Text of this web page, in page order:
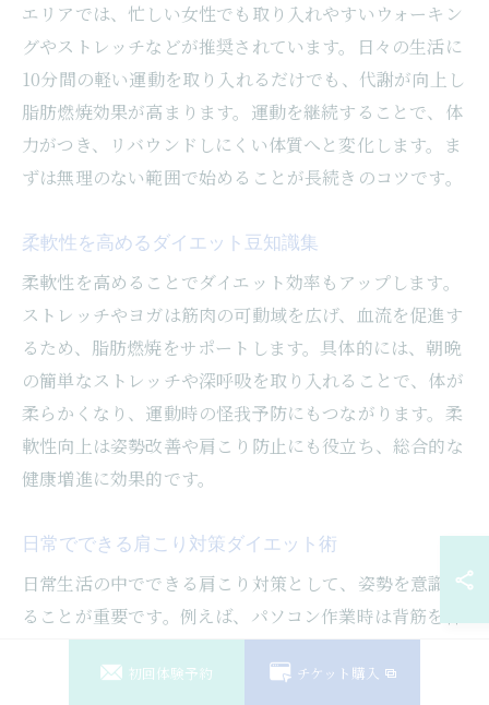
エリアでは、忙しい女性でも取り入れやすいウォーキン
グやストレッチなどが推奨されています。日々の生活に
10分間の軽い運動を取り入れるだけでも、代謝が向上し
脂肪燃焼効果が高まります。運動を継続することで、体
力がつき、リバウンドしにくい体質へと変化します。ま
ずは無理のない範囲で始めることが長続きのコツです。
柔軟性を高めるダイエット豆知識集
柔軟性を高めることでダイエット効率もアップします。
ストレッチやヨガは筋肉の可動域を広げ、血流を促進す
るため、脂肪燃焼をサポートします。具体的には、朝晩
の簡単なストレッチや深呼吸を取り入れることで、体が
柔らかくなり、運動時の怪我予防にもつながります。柔
軟性向上は姿勢改善や肩こり防止にも役立ち、総合的な
健康増進に効果的です。
日常でできる肩こり対策ダイエット術
日常生活の中でできる肩こり対策として、姿勢を意識す
ることが重要です。例えば、パソコン作業時は背筋を伸
軽いウォーキングや階段の上り下りを取り入れること
初回体験予約 チケット購入